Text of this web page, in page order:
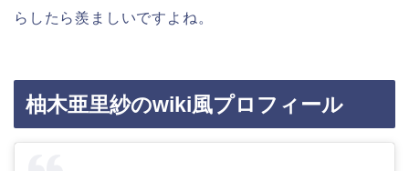
らしたら羨ましいですよね。
柚木亜里紗のwiki風プロフィール